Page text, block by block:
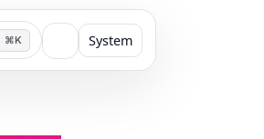
⌘K System